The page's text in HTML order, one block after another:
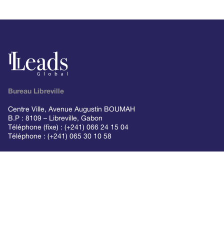
Bureau Libreville
Centre Ville, Avenue Augustin BOUMAH
B.P : 8109 – Libreville, Gabon
Téléphone (fixe) : (+241) 066 24 15 04
Téléphone : (+241) 065 30 10 58